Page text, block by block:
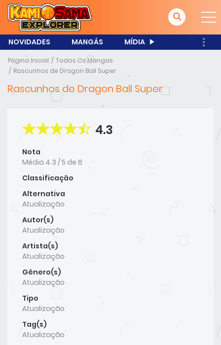
NOVIDADES MANGÁS MÍDIA
Página Inicial
Todos Os Mangas
Rascunhos de Dragon Ball Super
Rascunhos de Dragon Ball Super
4.3
Nota
Média 4.3 /5 de 6
Classificação
Alternativa
Atualização
Autor(s)
Atualização
Artista(s)
Atualização
Gênero(s)
Atualização
Tipo
Atualização
Tag(s)
Atualização